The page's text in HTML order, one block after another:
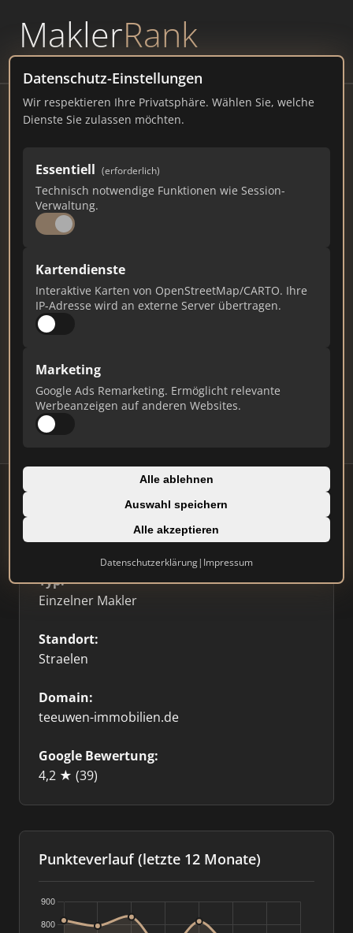
MaklerRank
powered byWAVEPOINT
Datenschutz-Einstellungen
Wir respektieren Ihre Privatsphäre. Wählen Sie, welche
Dienste Sie zulassen möchten.
Essentiell (erforderlich)
Technisch notwendige Funktionen wie Session-
Verwaltung.
Kartendienste
Interaktive Karten von OpenStreetMap/CARTO. Ihre
IP-Adresse wird an externe Server übertragen.
Marketing
Google Ads Remarketing. Ermöglicht relevante
Werbeanzeigen auf anderen Websites.
Alle ablehnen
Auswahl speichern
Alle akzeptieren
Datenschutzerklärung| Impressum
Immobilien Center Teeuwen GmbH
erreichbar, 47638 Straelen
teeuwen-immobilien.de
Gesamtpunkte
Ist das Ihr Unternehmen?
Daten und erhalten Sie monatliche Ranking-
Updates.
Profil beanspruchen
⭐ Etabliert
Typ:
Einzelner Makler
Standort:
Straelen
Domain:
teeuwen-immobilien.de
Google Bewertung:
4,2 ★ (39)
Punkteverlauf (letzte 12 Monate)